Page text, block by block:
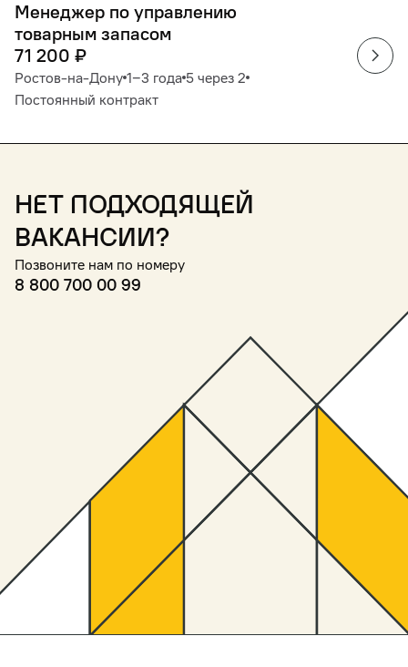
Менеджер по управлению
товарным запасом
71 200 ₽
Ростов-на-Дону 1‒3 года 5 через 2
Постоянный контракт
Нет подходящей
вакансии?
Позвоните нам по номеру
8 800 700 00 99